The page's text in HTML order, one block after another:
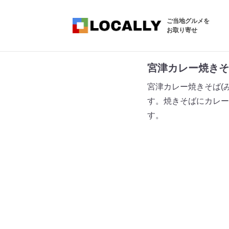
ご当地グルメを
お取り寄せ
宮津カレー焼き
宮津カレー焼きそば(
す。焼きそばにカレ
す。